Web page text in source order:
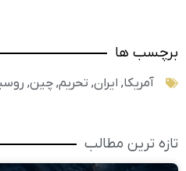
برچسب ها
آمریکا, ایران, تحریم, چین,
تازه ترین مطالب